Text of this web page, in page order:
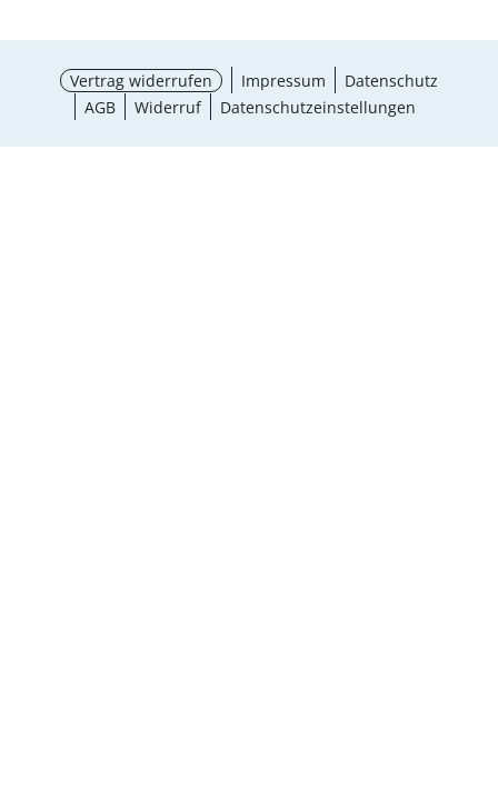
Vertrag widerrufen Impressum
Datenschutz
AGB
Widerruf Datenschutzeinstellungen